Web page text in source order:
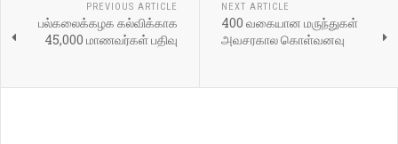
PREVIOUS ARTICLE
பல்கலைக்கழக கல்விக்காக
45,000 மாணவர்கள் பதிவு
NEXT ARTICLE
400 வகையான மருந்துகள்
அவசரகால கொள்வனவு